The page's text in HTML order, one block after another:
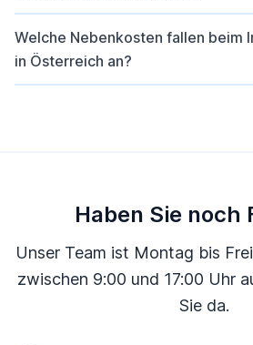
Welche Nebenkosten fallen beim
in Österreich an?
Haben Sie noch
Unser Team ist Montag bis
zwischen 9:00 und 17:00 Uhr
Sie da.